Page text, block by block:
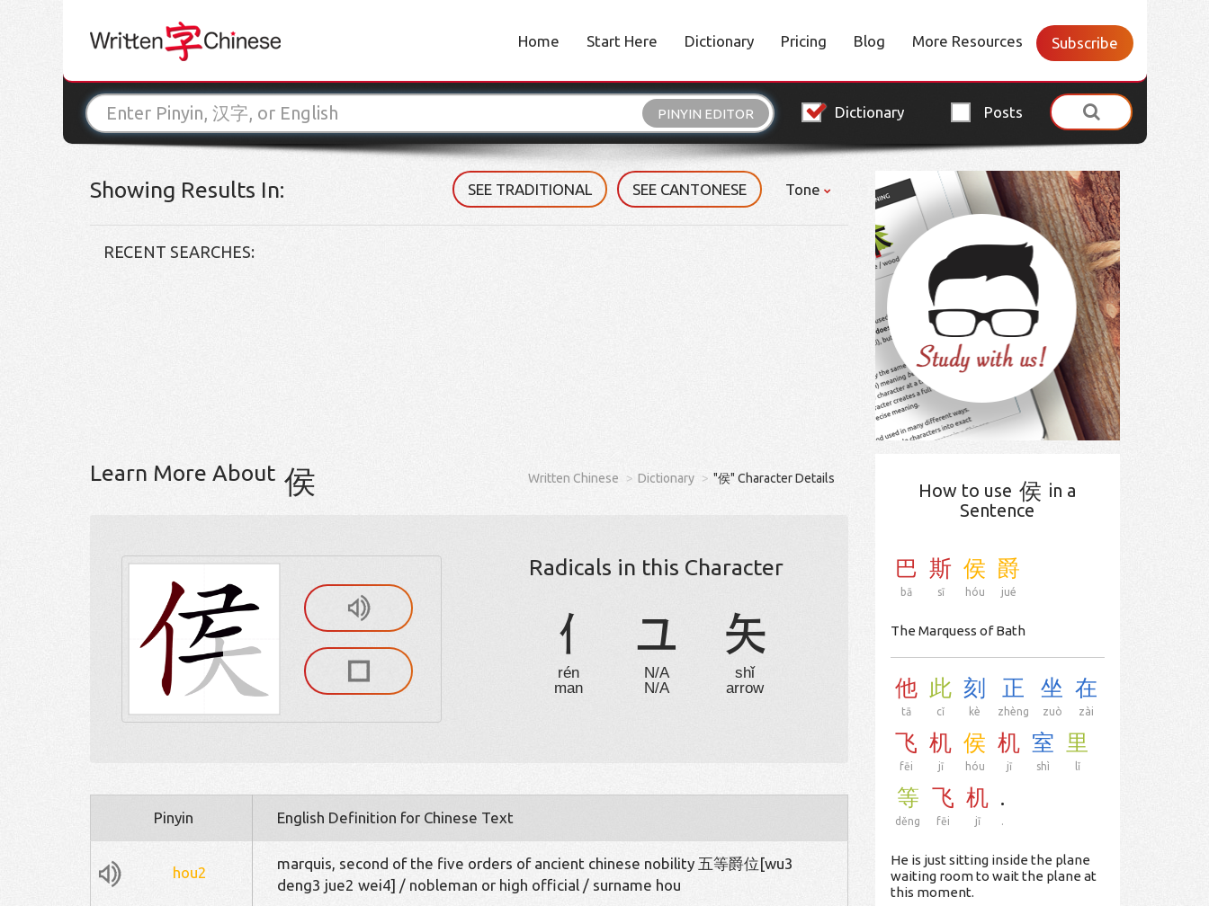
Home Start Here Dictionary Pricing Blog More Resources Subscribe
PINYIN EDITOR Dictionary Posts
Showing Results In: SEE TRADITIONAL SEE CANTONESE Tone
RECENT SEARCHES:
Learn More About 侯 Written Chinese Dictionary "侯" Character Details
Radicals in this Character
亻
rén
man
ユ
N/A
N/A
矢
shǐ
arrow
Pinyin English Definition for Chinese Text
hou2
marquis, second of the five orders of ancient chinese nobility 五等爵位[wu3
deng3 jue2 wei4] / nobleman or high official / surname hou
How to use 侯 in a
Sentence
巴
bā
斯
sī
侯
hóu
爵
jué
The Marquess of Bath
他
tā
此
cǐ
刻
kè
正
zhèng
坐
zuò
在
zài
飞
fēi
机
jī
侯
hóu
机
jī
室
shì
里
lǐ
等
děng
飞
fēi
机
jī
.
.
He is just sitting inside the plane
waiting room to wait the plane at
this moment.